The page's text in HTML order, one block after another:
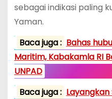
sebagai indikasi paling
Yaman.
Baca juga : Bahas
Maritim, Kabakamla RI
UNPAD
Baca juga : Layangkan